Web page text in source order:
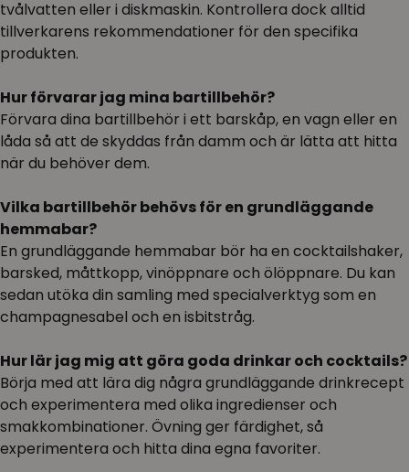
tvålvatten eller i diskmaskin. Kontrollera dock alltid
tillverkarens rekommendationer för den specifika
produkten.
Hur förvarar jag mina bartillbehör?
Förvara dina bartillbehör i ett barskåp, en vagn eller en
låda så att de skyddas från damm och är lätta att hitta
när du behöver dem.
Vilka bartillbehör behövs för en grundläggande
hemmabar?
En grundläggande hemmabar bör ha en cocktailshaker,
barsked, måttkopp, vinöppnare och ölöppnare. Du kan
sedan utöka din samling med specialverktyg som en
champagnesabel och en isbitstråg.
Hur lär jag mig att göra goda drinkar och cocktails?
Börja med att lära dig några grundläggande drinkrecept
och experimentera med olika ingredienser och
smakkombinationer. Övning ger färdighet, så
experimentera och hitta dina egna favoriter.